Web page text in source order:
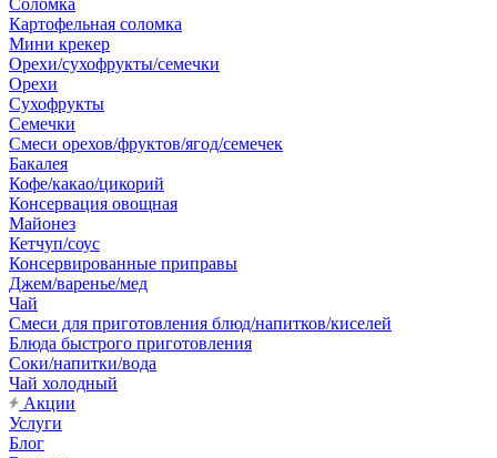
Соломка
Картофельная соломка
Мини крекер
Орехи/сухофрукты/семечки
Орехи
Сухофрукты
Семечки
Смеси орехов/фруктов/ягод/семечек
Бакалея
Кофе/какао/цикорий
Консервация овощная
Майонез
Кетчуп/соус
Консервированные приправы
Джем/варенье/мед
Чай
Смеси для приготовления блюд/напитков/киселей
Блюда быстрого приготовления
Соки/напитки/вода
Чай холодный
Акции
Услуги
Блог